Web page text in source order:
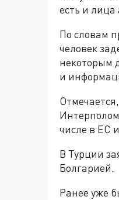
есть и лица
По словам
человек
некоторым
и
числе в ЕС
В Турции
Болгарией.
Ранее уже